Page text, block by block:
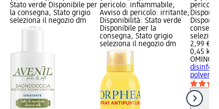
Stato verde Disponibile per
la consegna, Stato grigio
seleziona il negozio dm
pericolo: infiammabile,
Avviso di pericolo: irritante;
Disponibilità: Stato verde
Disponibile per la
consegna, Stato grigio
seleziona il negozio dm
2,99 €
0,45 kg
OMINO
polvere,